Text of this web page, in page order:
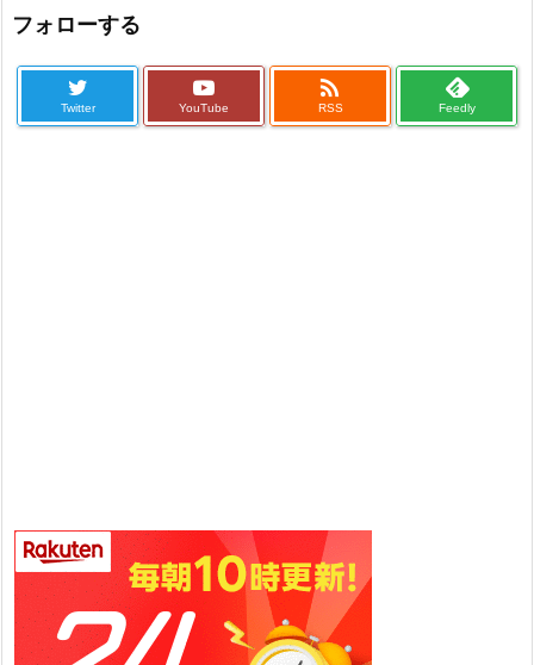
フォローする
Twitter YouTube

RSS Feedly